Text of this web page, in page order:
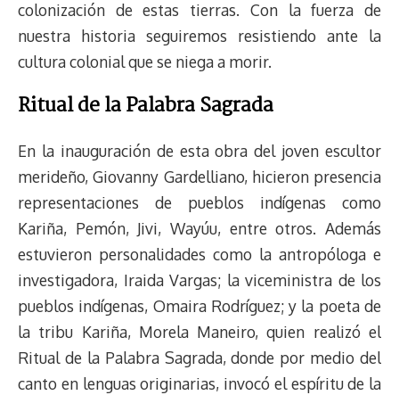
colonización de estas tierras. Con la fuerza de
nuestra historia seguiremos resistiendo ante la
cultura colonial que se niega a morir.
Ritual de la Palabra Sagrada
En la inauguración de esta obra del joven escultor
merideño, Giovanny Gardelliano, hicieron presencia
representaciones de pueblos indígenas como
Kariña, Pemón, Jivi, Wayúu, entre otros. Además
estuvieron personalidades como la antropóloga e
investigadora, Iraida Vargas; la viceministra de los
pueblos indígenas, Omaira Rodríguez; y la poeta de
la tribu Kariña, Morela Maneiro, quien realizó el
Ritual de la Palabra Sagrada, donde por medio del
canto en lenguas originarias, invocó el espíritu de la